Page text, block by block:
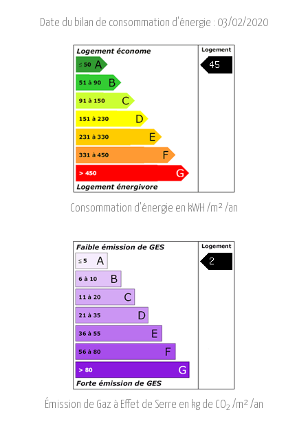
Date du bilan de consommation d'énergie : 03/02/2020
Consommation d'énergie en kWH /m² /an
Émission de Gaz à Effet de Serre en kg de CO2 /m² /an